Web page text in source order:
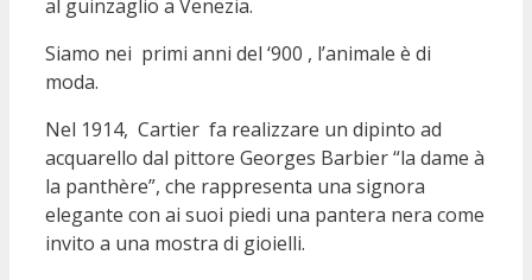
al guinzaglio a Venezia.
Siamo nei primi anni del ‘900 , l’animale è di
moda.
Nel 1914, Cartier fa realizzare un dipinto ad
acquarello dal pittore Georges Barbier “la dame à
la panthère”, che rappresenta una signora
elegante con ai suoi piedi una pantera nera come
invito a una mostra di gioielli.